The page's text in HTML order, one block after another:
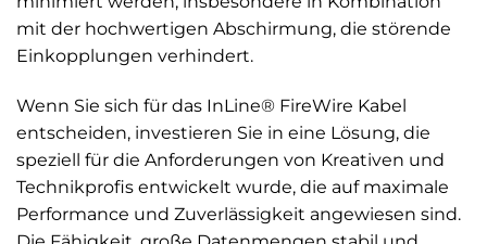
mit der hochwertigen Abschirmung, die störende
Einkopplungen verhindert.
Wenn Sie sich für das InLine® FireWire Kabel
entscheiden, investieren Sie in eine Lösung, die
speziell für die Anforderungen von Kreativen und
Technikprofis entwickelt wurde, die auf maximale
Performance und Zuverlässigkeit angewiesen sind.